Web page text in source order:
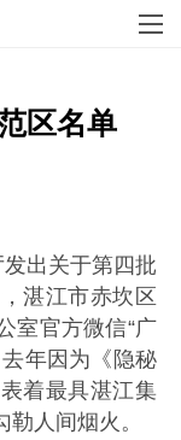
区名单
出关于第四批
湛江市赤坎区
室官方微信“广
年因为《隐秘
着最具湛江集
人间烟火。